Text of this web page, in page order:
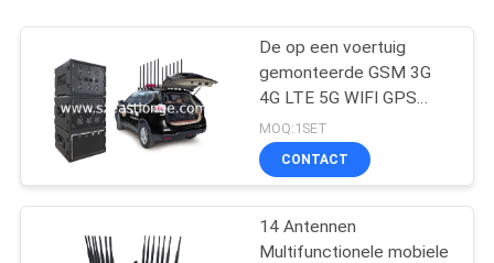
De op een voertuig
gemonteerde GSM 3G
4G LTE 5G WIFI GPS
Stoorzender van het de
Telefoonsignaal van de
Afstandsbedieningcel
MOQ:1SET
CONTACT
14 Antennen
Multifunctionele mobiele